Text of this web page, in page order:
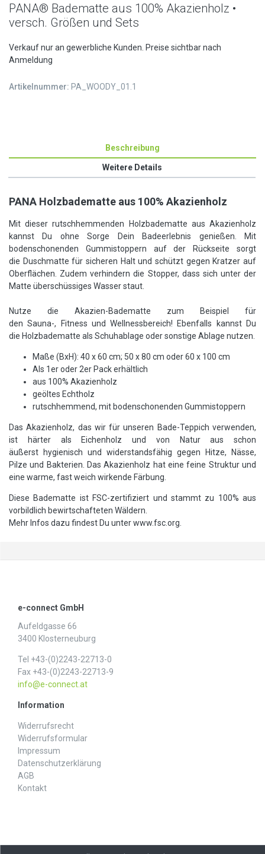
PANA® Badematte aus 100% Akazienholz •
versch. Größen und Sets
Verkauf nur an gewerbliche Kunden. Preise sichtbar nach
Anmeldung
Artikelnummer: PA_WOODY_01.1
Beschreibung
Weitere Details
PANA Holzbadematte aus 100% Akazienholz
Mit dieser rutschhemmenden Holzbadematte aus Akazienholz
kannst Du ohne Sorge Dein Badeerlebnis genießen. Mit
bodenschonenden Gummistoppern auf der Rückseite sorgt
die Duschmatte für sicheren Halt und schützt gegen Kratzer auf
Oberflächen. Zudem verhindern die Stopper, dass sich unter der
Matte überschüssiges Wasser staut.
Nutze die Akazien-Badematte zum Beispiel für
den Sauna-, Fitness und Wellnessbereich! Ebenfalls kannst Du
die Holzbadematte als Schuhablage oder sonstige Ablage nutzen.
Maße (BxH): 40 x 60 cm; 50 x 80 cm oder 60 x 100 cm
Als 1er oder 2er Pack erhältlich
aus 100% Akazienholz
geöltes Echtholz
rutschhemmend, mit bodenschonenden Gummistoppern
Das Akazienholz, das wir für unseren Bade-Teppich verwenden,
ist härter als Eichenholz und von Natur aus schon
äußerst hygienisch und widerstandsfähig gegen Hitze, Nässe,
Pilze und Bakterien. Das Akazienholz hat eine feine Struktur und
eine warme, fast weich wirkende Färbung.
Diese Badematte ist FSC-zertifiziert und stammt zu 100% aus
vorbildlich bewirtschafteten Wäldern.
Mehr Infos dazu findest Du unter www.fsc.org.
e-connect GmbH
Aufeldgasse 66
3400 Klosterneuburg
Tel +43-(0)2243-22713-0
Fax +43-(0)2243-22713-9
info@e-connect.at
Information
Widerrufs­recht
Widerrufs­formular
Impressum
Daten­schutz­erklärung
AGB
Kontakt